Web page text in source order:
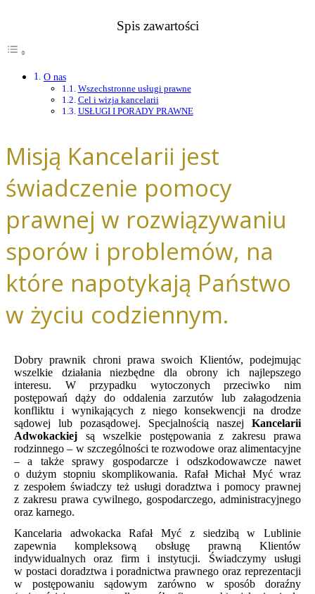
Spis zawartości
O nas
Wszechstronne usługi prawne
Cel i wizja kancelarii
USŁUGI I PORADY PRAWNE
Misją Kancelarii jest
świadczenie pomocy
prawnej w rozwiązywaniu
sporów i problemów, na
które napotykają Państwo
w życiu codziennym.
Dobry prawnik chroni prawa swoich Klientów, podejmując
wszelkie działania niezbędne dla obrony ich najlepszego
interesu. W przypadku wytoczonych przeciwko nim
postępowań dąży do oddalenia zarzutów lub załagodzenia
konfliktu i wynikających z niego konsekwencji na drodze
sądowej lub pozasądowej. Specjalnością naszej Kancelarii
Adwokackiej są wszelkie postępowania z zakresu prawa
rodzinnego – w szczególności te rozwodowe oraz alimentacyjne
– a także sprawy gospodarcze i odszkodowawcze nawet
o dużym stopniu skomplikowania. Rafał Michał Myć wraz
z zespołem świadczy też usługi doradztwa i pomocy prawnej
z zakresu prawa cywilnego, gospodarczego, administracyjnego
oraz karnego.
Kancelaria adwokacka Rafał Myć z siedzibą w Lublinie
zapewnia kompleksową obsługę prawną Klientów
indywidualnych oraz firm i instytucji. Świadczymy usługi
w postaci doradztwa i poradnictwa prawnego oraz reprezentacji
w postępowaniu sądowym zarówno w sposób doraźny